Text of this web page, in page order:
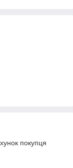
покупця